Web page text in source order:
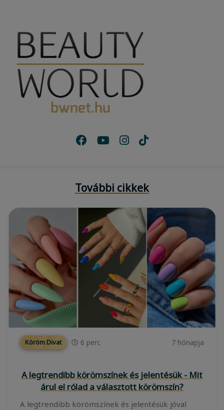
További cikkek
Köröm Divat 6 perc 7 hónapja
A legtrendibb körömszínek és jelentésük - Mit
árul el rólad a választott körömszín?
A legtrendibb körömszínek és jelentésük jóval